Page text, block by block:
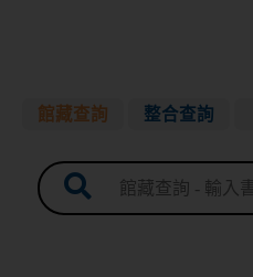
館藏查詢 整合查詢